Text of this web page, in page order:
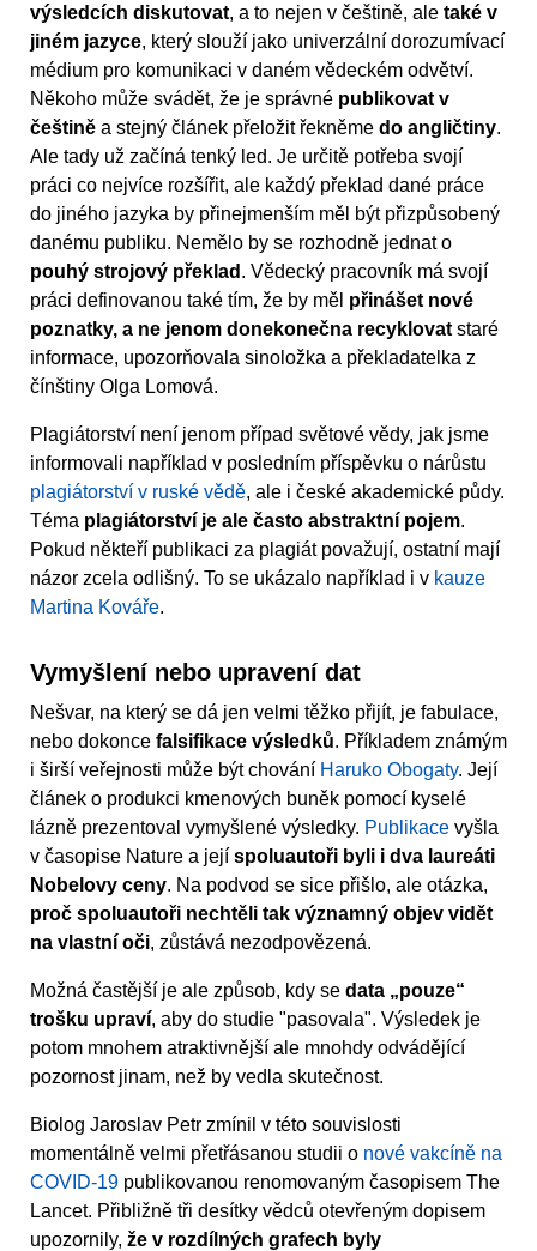
výsledcích diskutovat, a to nejen v češtině, ale také v
jiném jazyce, který slouží jako univerzální dorozumívací
médium pro komunikaci v daném vědeckém odvětví.
Někoho může svádět, že je správné publikovat v
češtině a stejný článek přeložit řekněme do angličtiny.
Ale tady už začíná tenký led. Je určitě potřeba svojí
práci co nejvíce rozšířit, ale každý překlad dané práce
do jiného jazyka by přinejmenším měl být přizpůsobený
danému publiku. Nemělo by se rozhodně jednat o
pouhý strojový překlad . Vědecký pracovník má svojí
práci definovanou také tím, že by měl přinášet nové
poznatky, a ne jenom donekonečna recyklovat staré
informace, upozorňovala sinoložka a překladatelka z
čínštiny Olga Lomová.
Plagiátorství není jenom případ světové vědy, jak jsme
informovali například v posledním příspěvku o nárůstu
plagiátorství v ruské vědě, ale i české akademické půdy.
Téma plagiátorství je ale často abstraktní pojem.
Pokud někteří publikaci za plagiát považují, ostatní mají
názor zcela odlišný. To se ukázalo například i v kauze
Martina Kováře.
Vymyšlení nebo upravení dat
Nešvar, na který se dá jen velmi těžko přijít, je fabulace,
nebo dokonce falsifikace výsledků. Příkladem známým
i širší veřejnosti může být chování Haruko Obogaty. Její
článek o produkci kmenových buněk pomocí kyselé
lázně prezentoval vymyšlené výsledky. Publikace vyšla
v časopise Nature a její spoluautoři byli i dva laureáti
Nobelovy ceny. Na podvod se sice přišlo, ale otázka,
proč spoluautoři nechtěli tak významný objev vidět
na vlastní oči, zůstává nezodpovězená.
Možná častější je ale způsob, kdy se data „pouze“
trošku upraví, aby do studie "pasovala". Výsledek je
potom mnohem atraktivnější ale mnohdy odvádějící
pozornost jinam, než by vedla skutečnost.
Biolog Jaroslav Petr zmínil v této souvislosti
momentálně velmi přetřásanou studii o nové vakcíně na
COVID-19 publikovanou renomovaným časopisem The
Lancet. Přibližně tři desítky vědců otevřeným dopisem
upozornily, že v rozdílných grafech byly